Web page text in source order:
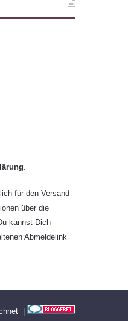
.
für den Versand
über die
kannst Dich
Abmeldelink
|